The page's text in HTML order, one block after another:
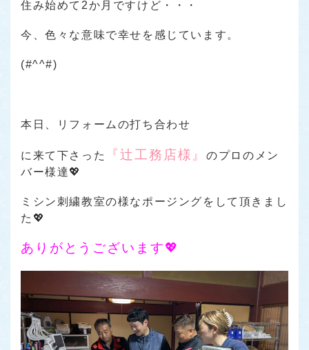
住み始めて2か月ですけど・・・
今、色々な意味で幸せを感じています。
(#^^#)
本日、リフォームの打ち合わせ
に来て下さった 『辻工務店様』のプロのメン
バー様達💖
ミシン刺繍教室の様なポージングをして頂きまし
た💖
ありがとうございます💖